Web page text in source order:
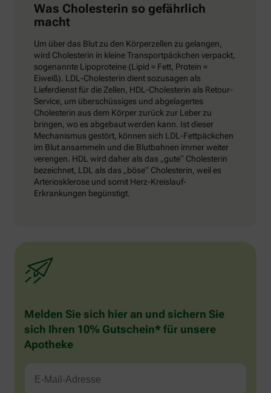
Was Cholesterin so gefährlich
macht
Um über das Blut zu den Körperzellen zu gelangen,
wird Cholesterin in kleine Transportpäckchen verpackt,
sogenannte Lipoproteine (Lipid = Fett, Protein =
Eiweiß). LDL-Cholesterin dient sozusagen als
Lieferdienst für die Zellen, HDL-Cholesterin als Retour-
Service, um überschüssiges und abgelagertes
Cholesterin aus dem Körper zurück zur Leber zu
bringen, wo es abgebaut werden kann. Ist dieser
Mechanismus gestört, können sich LDL-Fettpäckchen
im Blut ansammeln und die Blutbahnen immer weiter
verengen. HDL wird daher als das „gute“ Cholesterin
bezeichnet, LDL als das „böse“ Cholesterin, weil es
Arteriosklerose und somit Herz-Kreislauf-
Erkrankungen begünstigt.
Melden Sie sich hier an und sichern Sie
sich Ihren 10% Gutschein* für unsere
Apotheke